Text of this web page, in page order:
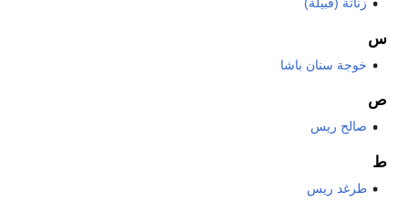
زناتة (قبيلة)
س
خوجة سنان باشا
ص
صالح ريس
ط
طرغد ريس